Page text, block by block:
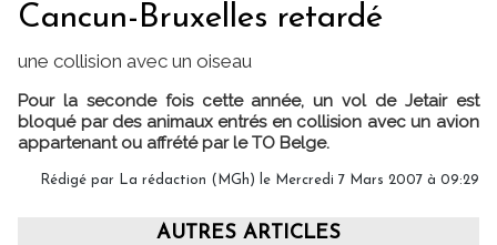
Cancun-Bruxelles retardé
une collision avec un oiseau
Pour la seconde fois cette année, un vol de Jetair est
bloqué par des animaux entrés en collision avec un avion
appartenant ou affrété par le TO Belge.
Rédigé par La rédaction (MGh) le Mercredi 7 Mars 2007 à 09:29
AUTRES ARTICLES